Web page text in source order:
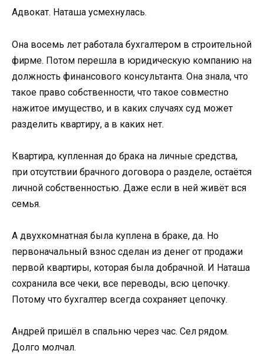
Адвокат. Наташа усмехнулась.
Она восемь лет работала бухгалтером в строительной
фирме. Потом перешла в юридическую компанию на
должность финансового консультанта. Она знала, что
такое право собственности, что такое совместно
нажитое имущество, и в каких случаях суд может
разделить квартиру, а в каких нет.
Квартира, купленная до брака на личные средства,
при отсутствии брачного договора о разделе, остаётся
личной собственностью. Даже если в ней живёт вся
семья.
А двухкомнатная была куплена в браке, да. Но
первоначальный взнос сделан из денег от продажи
первой квартиры, которая была добрачной. И Наташа
сохранила все чеки, все переводы, всю цепочку.
Потому что бухгалтер всегда сохраняет цепочку.
Андрей пришёл в спальню через час. Сел рядом.
Долго молчал.